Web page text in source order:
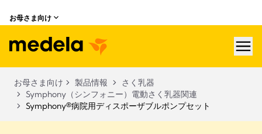
お母さま向け
お母さま向け 製品情報
さく乳器
Symphony（シンフォニー）電動さく乳器関連
Symphony®病院用ディスポーザブルポンプセット